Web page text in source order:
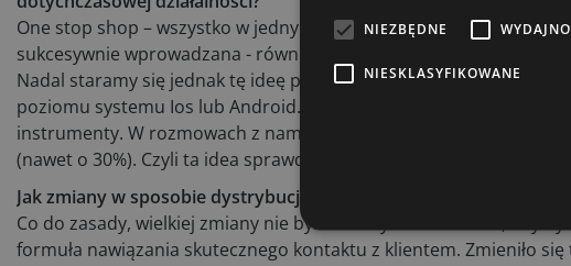
One stop shop – wszystko w jednym miejscu. Klient
sukcesywnie wprowadzana - również w odniesieniu do nowych
Nadal staramy się jednak tę ideę promować i to się udaje -
poziomu systemu Ios lub Android. Generalnie żaden z dilerów nie
instrumenty. W rozmowach z nami dilerzy podkreślają, że dzięki
(nawet o 30%). Czyli ta idea sprawdziła się i z roku na rok nabiera
Jak zmiany w sposobie dystrybucji produktów koncernu AGCO
Co do zasady, wielkiej zmiany nie było. Zależy nam bowiem, aby
formuła nawiązania skutecznego kontaktu z klientem. Zmieniło się
NIEZBĘDNE
NIESKLASYFIKOWANE